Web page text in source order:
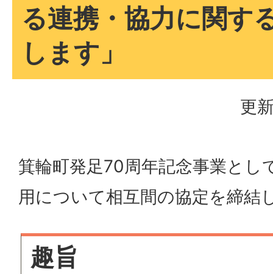
る連携・協力に関す
します」
更
箕輪町発足70周年記念事業とし
用について相互間の協定を締結
趣旨